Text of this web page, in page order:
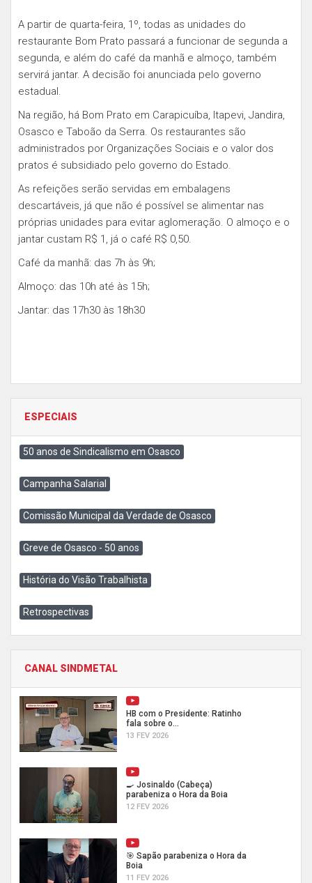
A partir de quarta-feira, 1º, todas as unidades do
restaurante Bom Prato passará a funcionar de segunda a
segunda, e além do café da manhã e almoço, também
servirá jantar. A decisão foi anunciada pelo governo
estadual.
Na região, há Bom Prato em Carapicuíba, Itapevi, Jandira,
Osasco e Taboão da Serra. Os restaurantes são
administrados por Organizações Sociais e o valor dos
pratos é subsidiado pelo governo do Estado.
As refeições serão servidas em embalagens
descartáveis, já que não é possível se alimentar nas
próprias unidades para evitar aglomeração. O almoço e o
jantar custam R$ 1, já o café R$ 0,50.
Café da manhã: das 7h às 9h;
Almoço: das 10h até às 15h;
Jantar: das 17h30 às 18h30
ESPECIAIS
50 anos de Sindicalismo em Osasco
Campanha Salarial
Comissão Municipal da Verdade de Osasco
Greve de Osasco - 50 anos
História do Visão Trabalhista
Retrospectivas
CANAL SINDMETAL
HB com o Presidente: Ratinho
fala sobre o...
13 FEV 2026
🍳 Josinaldo (Cabeça)
parabeniza o Hora da Boia
12 FEV 2026
🎯 Sapão parabeniza o Hora da
Boia
11 FEV 2026